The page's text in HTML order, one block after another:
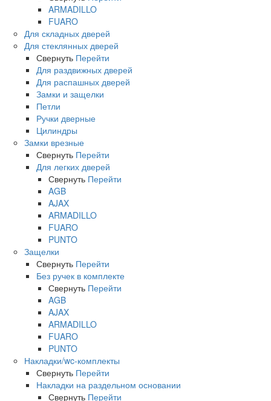
ARMADILLO
FUARO
Для складных дверей
Для стеклянных дверей
Свернуть Перейти
Для раздвижных дверей
Для распашных дверей
Замки и защелки
Петли
Ручки дверные
Цилиндры
Замки врезные
Свернуть Перейти
Для легких дверей
Свернуть Перейти
AGB
AJAX
ARMADILLO
FUARO
PUNTO
Защелки
Свернуть Перейти
Без ручек в комплекте
Свернуть Перейти
AGB
AJAX
ARMADILLO
FUARO
PUNTO
Накладки/wc-комплекты
Свернуть Перейти
Накладки на раздельном основании
Свернуть Перейти